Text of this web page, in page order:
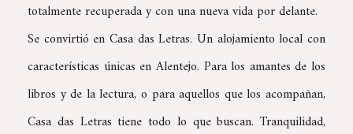
totalmente recuperada y con una nueva vida por delante.
Se convirtió en Casa das Letras. Un alojamiento local con
características únicas en Alentejo. Para los amantes de los
libros y de la lectura, o para aquellos que los acompañan,
Casa das Letras tiene todo lo que buscan. Tranquilidad,